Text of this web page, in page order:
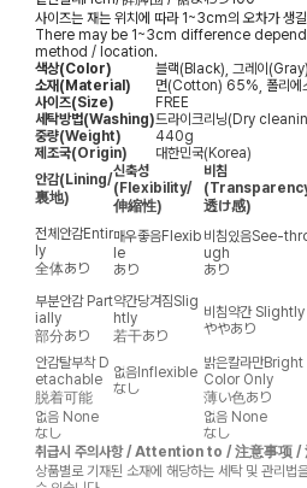
사이즈는 재는 위치에 따라 1~3cm의 오차가 생
There may be 1~3cm difference
method / location.
색상(Color)
블랙(Black), 그레이
소재(Material)
면(Cotton) 65%, 폴리
사이즈(Size)
FREE
세탁방법(Washing)드라이크리닝(Dry
중량(Weight)
440g
제조국(Origin)
대한민국(Korea)
안감(Lining/
裏地)
신축성
(Flexibility/
伸縮性)
비침
透け感)
전체안감Entir
ly
全体あり
매우좋음Flexib
le
あり
비침있음See-
ugh
あり
부분안감 Part
ially
部分あり
약간당겨짐Slig
htly
若干あり
비침약간 Slightly
ややあり
안감탈부착 D
etachable
脱着可能
없음Inflexible
なし
밝은칼라만Bright
Color Only
薄い色あり
없음 None
なし
없음 None
なし
취급시 주의사항 / Attention to / 注意事项 /
상품별로 기재된 소재에 해당하는 세탁 및 관리법